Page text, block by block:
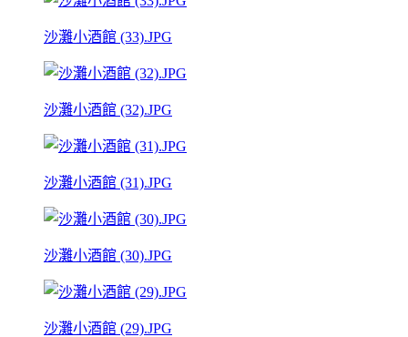
沙灘小酒館 (33).JPG
沙灘小酒館 (32).JPG
沙灘小酒館 (31).JPG
沙灘小酒館 (30).JPG
沙灘小酒館 (29).JPG